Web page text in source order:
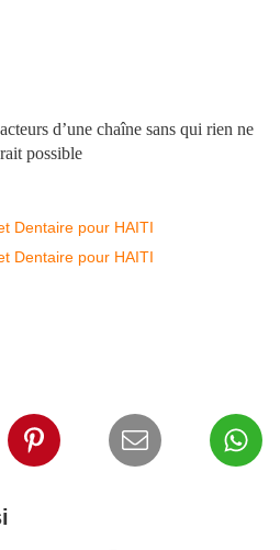
d’une chaîne sans qui rien ne
possible